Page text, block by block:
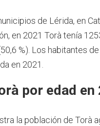
de Lérida, en
en 2021 Torà tenía
%). Los habitantes
en 2021.
por edad en
la población de Torà